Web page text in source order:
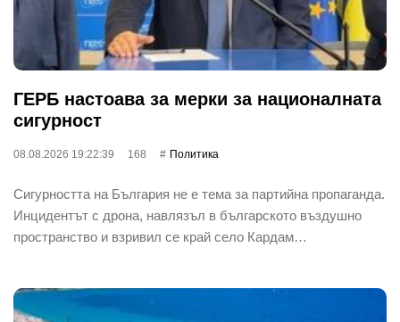
ГЕРБ настоава за мерки за националната
сигурност
08.08.2026 19:22:39 168 Политика
Сигурността на България не е тема за партийна пропаганда.
Инцидентът с дрона, навлязъл в българското въздушно
пространство и взривил се край село Кардам…